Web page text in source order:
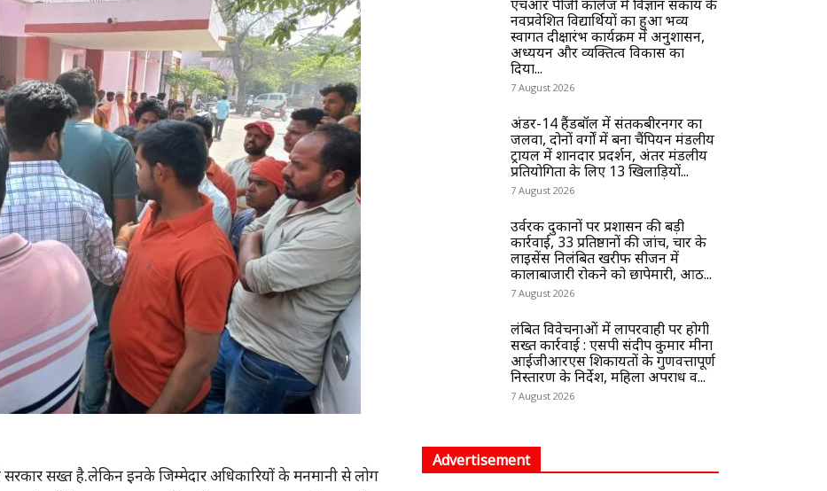
सख्त है.लेकिन इनके जिम्मेदार अधिकारियों के मनमानी से लोग
एचआर पीजी कॉलेज में विज्ञान संकाय के
नवप्रवेशित विद्यार्थियों का हुआ भव्य
स्वागत दीक्षारंभ कार्यक्रम में अनुशासन,
अध्ययन और व्यक्तित्व विकास का
दिया...
7 August 2026
अंडर-14 हैंडबॉल में संतकबीरनगर का
जलवा, दोनों वर्गों में बना चैंपियन मंडलीय
ट्रायल में शानदार प्रदर्शन, अंतर मंडलीय
प्रतियोगिता के लिए 13 खिलाड़ियों...
7 August 2026
उर्वरक दुकानों पर प्रशासन की बड़ी
कार्रवाई, 33 प्रतिष्ठानों की जांच, चार के
लाइसेंस निलंबित खरीफ सीजन में
कालाबाजारी रोकने को छापेमारी, आठ...
7 August 2026
लंबित विवेचनाओं में लापरवाही पर होगी
सख्त कार्रवाई : एसपी संदीप कुमार मीना
आईजीआरएस शिकायतों के गुणवत्तापूर्ण
निस्तारण के निर्देश, महिला अपराध व...
7 August 2026
Advertisement